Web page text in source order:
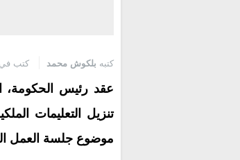
كتبه بلكوش محمد كتب في 24 فبراير 2022 - 7:35 ص
عقد رئيس الحكومة،
تنزيل التعليمات
موضوع جلسة العمل التي